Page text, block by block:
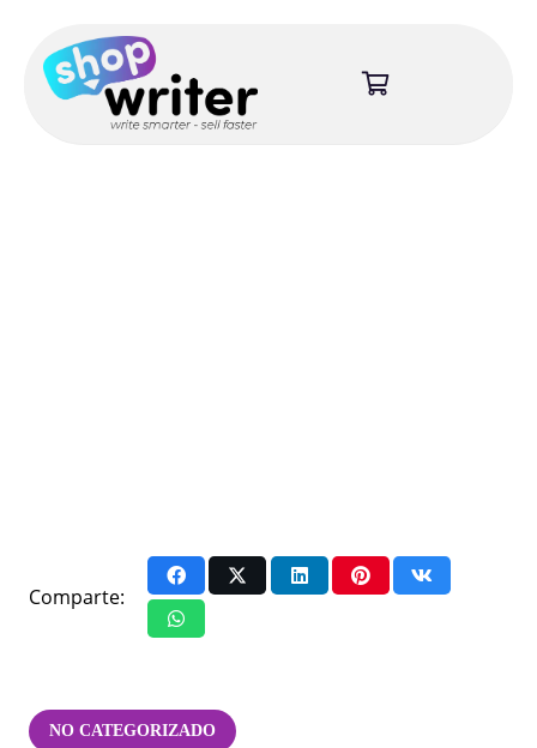
Comparte:
NO CATEGORIZADO